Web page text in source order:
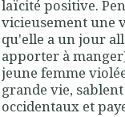
laïcité positive.
vicieusement une
qu'elle a un jour
apporter à
jeune femme
grande vie,
occidentaux et